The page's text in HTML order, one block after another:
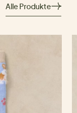
Alle Produkte